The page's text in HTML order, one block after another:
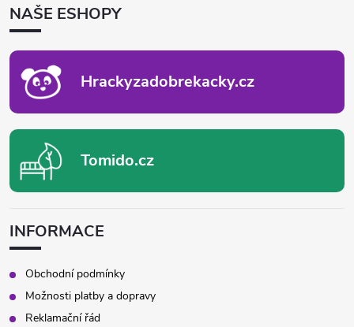
ANAŠE ESHOPY
Hrackyzadobrekacky.cz
Tomido.cz
INFORMACE
Obchodní podmínky
Možnosti platby a dopravy
Reklamační řád